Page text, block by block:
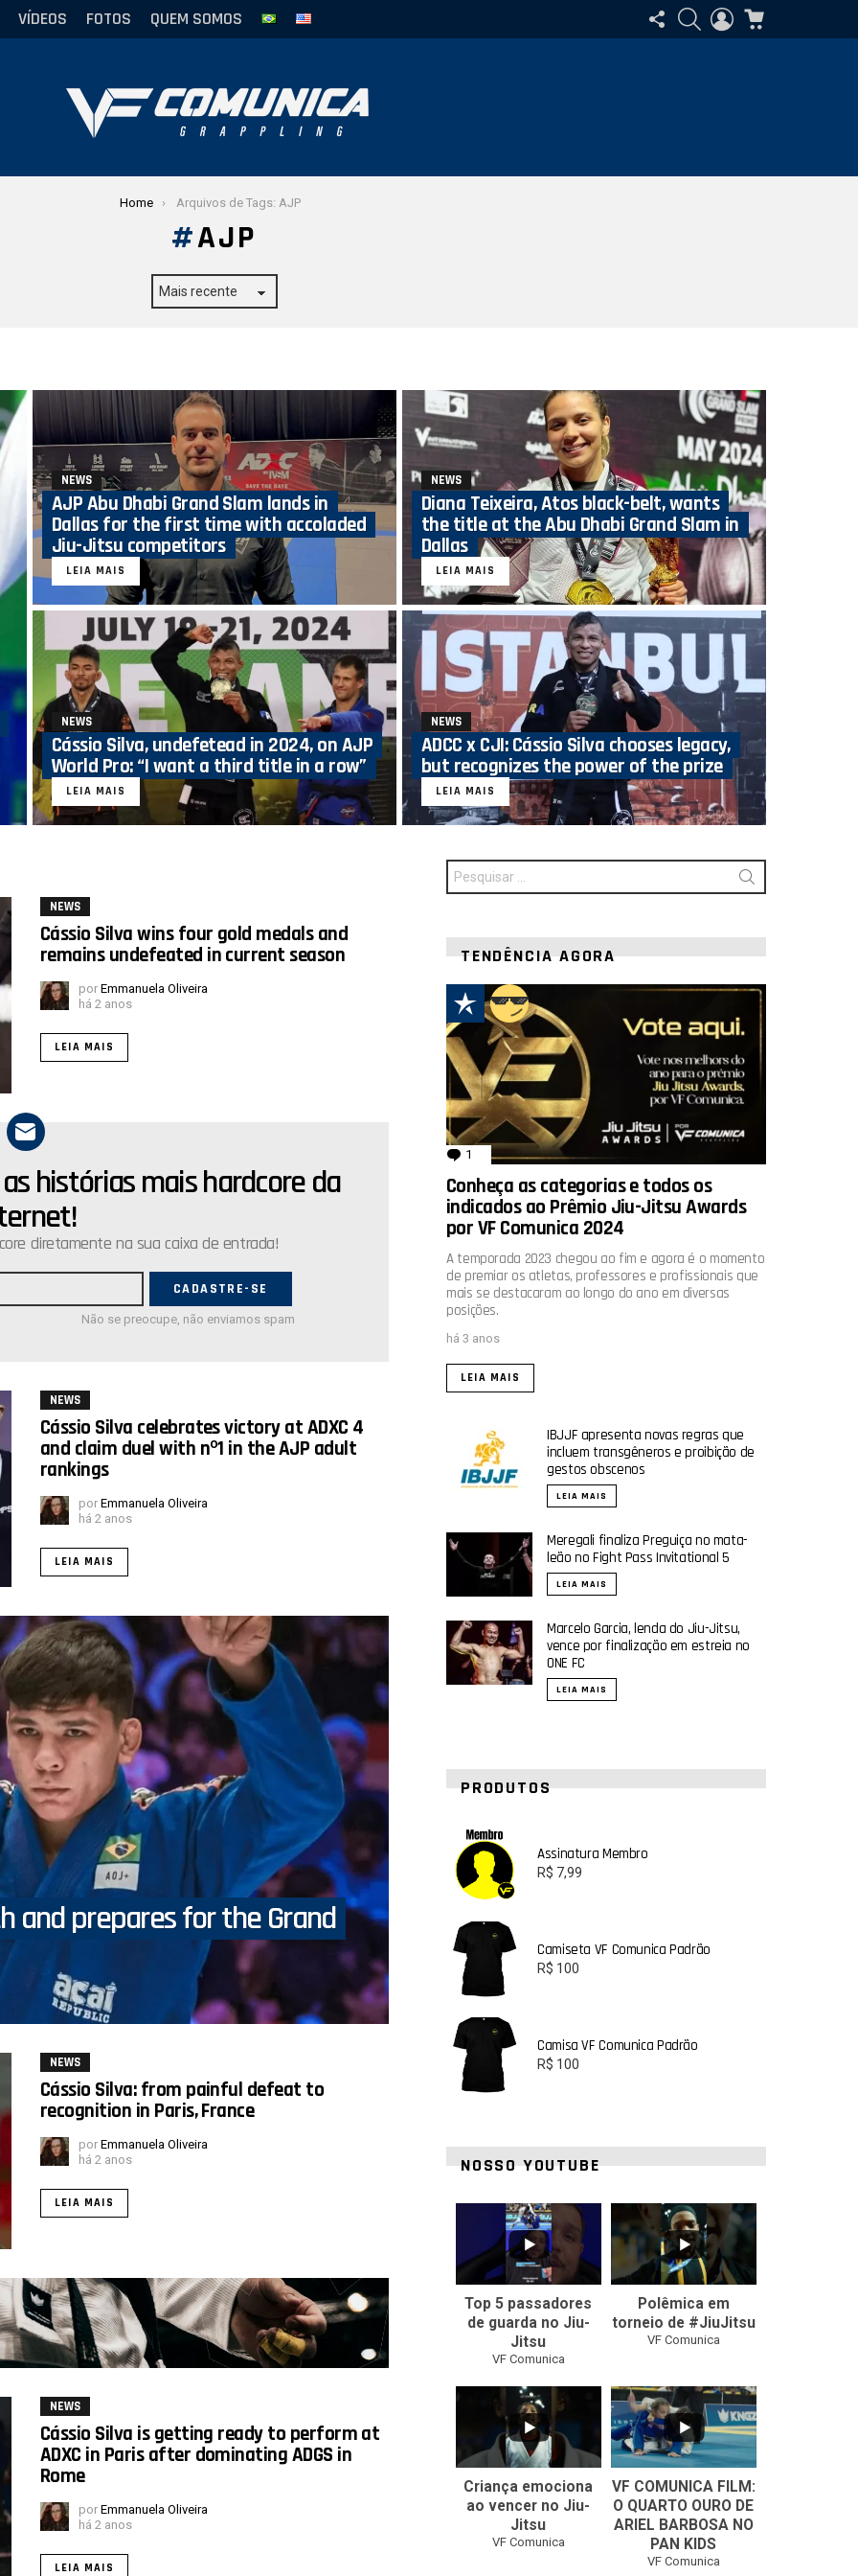
VÍDEOS FOTOS QUEM SOMOS
SIGA-
NOS
PESQUISAR
ENTRAR
Home Arquivos de Tags: AJP
AJP
NEWS
AJP Abu Dhabi Grand Slam lands in
Dallas for the first time with accoladed
Jiu-Jitsu competitors
LEIA MAIS
NEWS
Diana Teixeira, Atos black-belt, wants
the title at the Abu Dhabi Grand Slam in
Dallas
LEIA MAIS
NEWS
Cássio Silva, undefetead in 2024, on AJP
World Pro: “I want a third title in a row”
LEIA MAIS
NEWS
ADCC x CJI: Cássio Silva chooses legacy,
but recognizes the power of the prize
LEIA MAIS
NEWS
Cássio Silva wins four gold medals and
remains undefeated in current season
por Emmanuela Oliveira
há 2 anos
LEIA MAIS
histórias mais hardcore da
diretamente na sua caixa de entrada!
Não se preocupe, não enviamos spam
NEWS
Cássio Silva celebrates victory at ADXC 4
and claim duel with nº1 in the AJP adult
rankings
por Emmanuela Oliveira
há 2 anos
LEIA MAIS
and prepares for the Grand
NEWS
Cássio Silva: from painful defeat to
recognition in Paris, France
por Emmanuela Oliveira
há 2 anos
LEIA MAIS
NEWS
Cássio Silva is getting ready to perform at
ADXC in Paris after dominating ADGS in
Rome
por Emmanuela Oliveira
há 2 anos
LEIA MAIS
Procurar
por:
TENDÊNCIA AGORA
1 comentário
Conheça as categorias e todos os
indicados ao Prêmio Jiu-Jitsu Awards
por VF Comunica 2024
A temporada 2023 chegou ao fim e agora é o momento
de premiar os atletas, professores e profissionais que
mais se destacaram ao longo do ano em diversas
posições.
há 3 anos
LEIA MAIS
IBJJF apresenta novas regras que
incluem transgêneros e proibição de
gestos obscenos
LEIA MAIS
Meregali finaliza Preguiça no mata-
leão no Fight Pass Invitational 5
LEIA MAIS
Marcelo Garcia, lenda do Jiu-Jitsu,
vence por finalização em estreia no
ONE FC
LEIA MAIS
PRODUTOS
Assinatura Membro
R$ 7,99
Camiseta VF Comunica Padrão
R$ 100
Camisa VF Comunica Padrão
R$ 100
NOSSO YOUTUBE
0
Top 5 passadores
de guarda no Jiu-
Jitsu
VF Comunica
46 1
Polêmica em
torneio de #JiuJitsu
VF Comunica
0
Criança emociona
ao vencer no Jiu-
Jitsu
VF Comunica
...
0
VF COMUNICA FILM:
O QUARTO OURO DE
ARIEL BARBOSA NO
PAN KIDS
VF Comunica